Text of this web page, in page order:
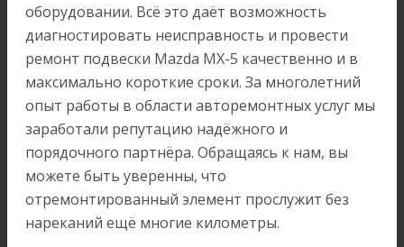
оборудовании. Всё это даёт возможность
диагностировать неисправность и провести
ремонт подвески Mazda MX-5 качественно и в
максимально короткие сроки. За многолетний
опыт работы в области авторемонтных услуг мы
заработали репутацию надёжного и
порядочного партнёра. Обращаясь к нам, вы
можете быть уверенны, что
отремонтированный элемент прослужит без
нареканий ещё многие километры.